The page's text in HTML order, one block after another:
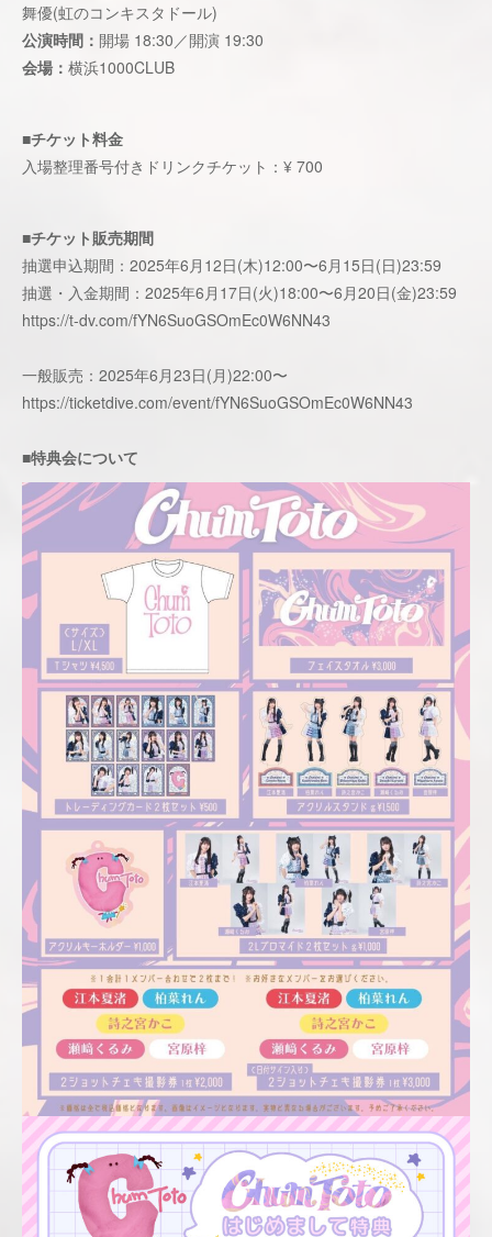
舞優(虹のコンキスタドール)
公演時間： 開場 18:30／開演 19:30
会場： 横浜1000CLUB
■チケット料金
入場整理番号付きドリンクチケット：¥ 700
■チケット販売期間
抽選申込期間：2025年6月12日(木)12:00〜6月15日(日)23:59
抽選・入金期間：2025年6月17日(火)18:00〜6月20日(金)23:59
https://t-dv.com/fYN6SuoGSOmEc0W6NN43
一般販売：2025年6月23日(月)22:00〜
https://ticketdive.com/event/fYN6SuoGSOmEc0W6NN43
■特典会について